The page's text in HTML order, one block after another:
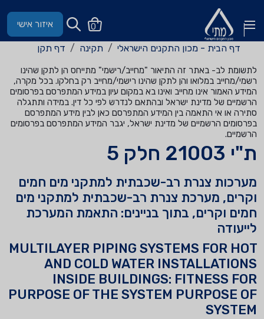
0 איזור אישי
דף הבית - מכון התקנים הישראלי תקינה דף תקן
לתשומת לב- באתר זה התיאור "מחייב/רישמי" מתייחס הן לתקן שהינו
רשמי/מחייב במלואו והן לתקן שהינו רישמי/מחייב רק בחלקו. בכל מקרה,
המידע האמור אינו מחייב ואינו בא במקום עיון במידע המתפרסם בפרסומים
הרשמיים של מדינת ישראל ובהתאם לנדרש לפי כל דין. במידה ותתגלה
סתירה או אי התאמה בין המידע המתפרסם כאן לבין מידע המתפרסם
בפרסומים הרשמיים של מדינת ישראל, יגבר המידע המתפרסם בפרסומים
הרשמיים.
ת"י 21003 חלק 5
מערכות צנרת רב-שכבתית למתקני מים חמים
וקרים, מערכת צנרת רב-שכבתית למתקני מים
חמים וקרים, בתוך בניינים: התאמת המערכת
לייעודה
MULTILAYER PIPING SYSTEMS FOR HOT
AND COLD WATER INSTALLATIONS
INSIDE BUILDINGS: FITNESS FOR
PURPOSE OF THE SYSTEM PURPOSE OF
SYSTEM